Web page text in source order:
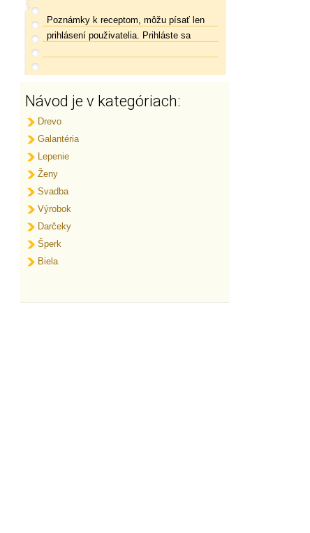
Poznámky k receptom, môžu písať len
prihlásení použivatelia. Prihláste sa
Návod je v kategóriach:
Drevo
Galantéria
Lepenie
Ženy
Svadba
Výrobok
Darčeky
Šperk
Biela